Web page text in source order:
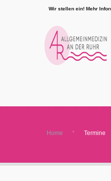
Wir stellen ein! Mehr
Home Termine